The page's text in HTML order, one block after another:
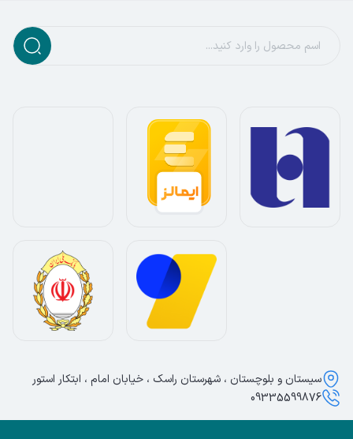
سیستان و بلوچستان ، شهرستان راسک ، خیابان امام ، ابتکار استور
09335599876